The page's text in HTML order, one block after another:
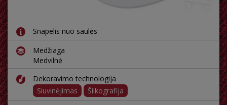
Snapelis nuo saulės
Medžiaga
Medvilnė
Dekoravimo technologija
Siuvinėjimas
Šilkografija